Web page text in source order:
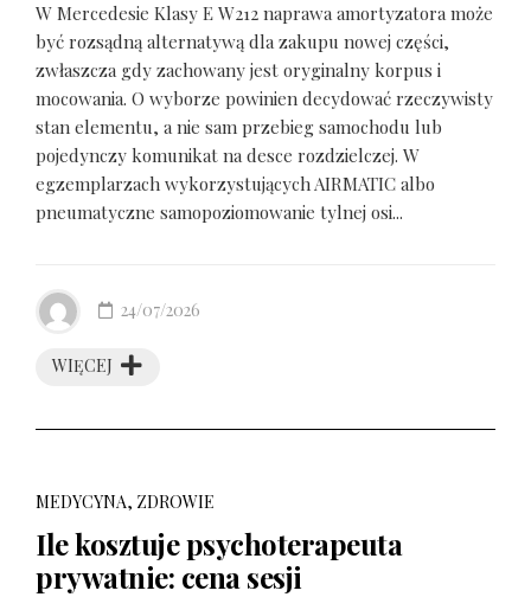
W Mercedesie Klasy E W212 naprawa amortyzatora może
być rozsądną alternatywą dla zakupu nowej części,
zwłaszcza gdy zachowany jest oryginalny korpus i
mocowania. O wyborze powinien decydować rzeczywisty
stan elementu, a nie sam przebieg samochodu lub
pojedynczy komunikat na desce rozdzielczej. W
egzemplarzach wykorzystujących AIRMATIC albo
pneumatyczne samopoziomowanie tylnej osi...
WIĘCEJ
24/07/2026
MEDYCYNA, ZDROWIE
Ile kosztuje psychoterapeuta
prywatnie: cena sesji